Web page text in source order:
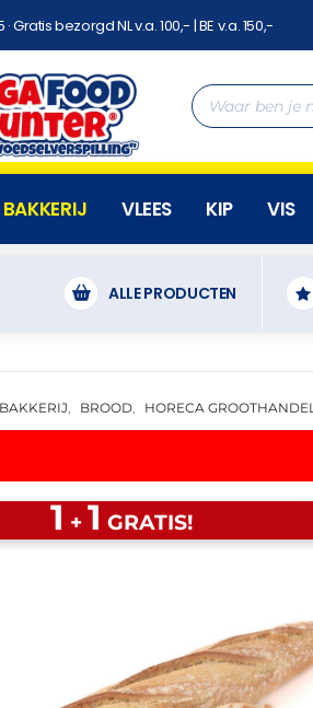
Gratis bezorgd NL v.a. 100,- | BE v.a. 150,-
BAKKERIJ VLEES KIP VIS
ALLE PRODUCTEN
BAKKERIJ BROOD HORECA GROOTHANDEL
1 + 1 GRATIS!